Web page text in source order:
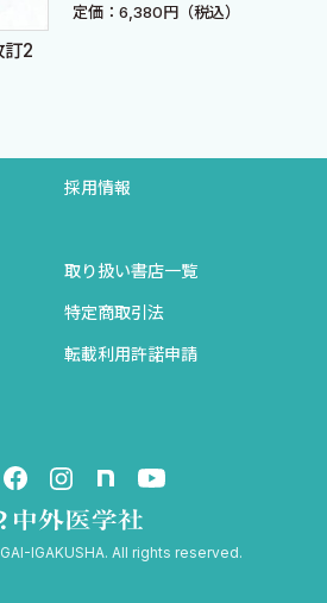
意点
の種類
〈上田茂雄〉
固定器の装着
ットフォール
2
定価：6,380円（税込）
採用情報
取り扱い書店一覧
特定商取引法
転載利用許諾申請
IGAKUSHA. All rights reserved.